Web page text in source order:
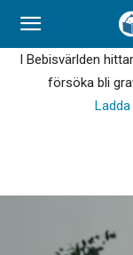
I Bebisvärlden
försöka bli